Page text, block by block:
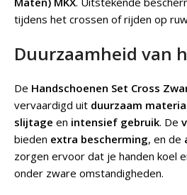
tijdens het crossen of rijden op
Duurzaamheid van
De Handschoenen Set Cross
vervaardigd uit duurzaam
slijtage en intensief gebruik. De
bieden extra bescherming, en de
zorgen ervoor dat je handen koel
onder zware omstandigheden.